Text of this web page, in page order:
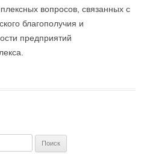
вопросов, связанных с
благополучия и
предприятий